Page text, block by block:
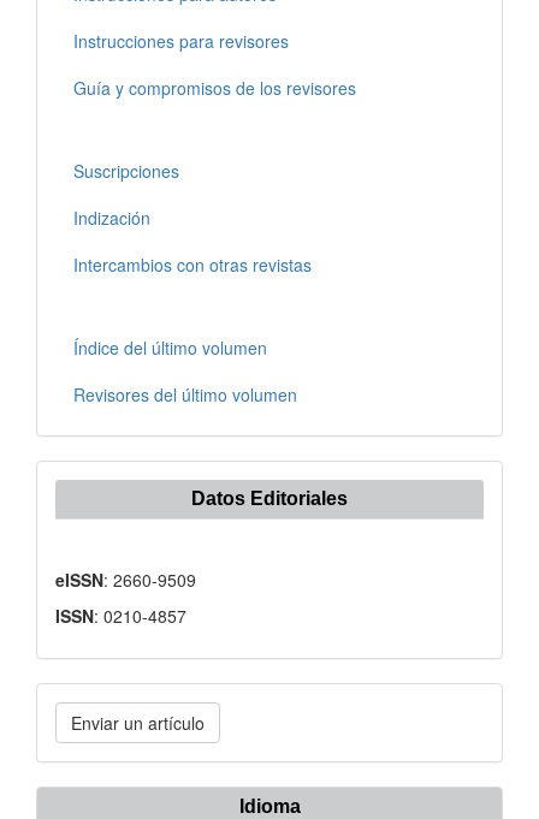
Instrucciones para revisores
Guía y compromisos de los revisores
Suscripciones
Indización
Intercambios con otras revistas
Índice del último volumen
Revisores del último volumen
Datos Editoriales
eISSN: 2660-9509
ISSN: 0210-4857
Enviar
un
artículo
Enviar un artículo
Idioma